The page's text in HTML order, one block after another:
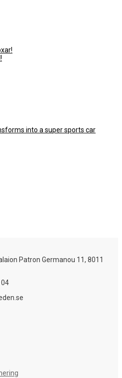
into a super sports car
Patron Germanou 11, 8011